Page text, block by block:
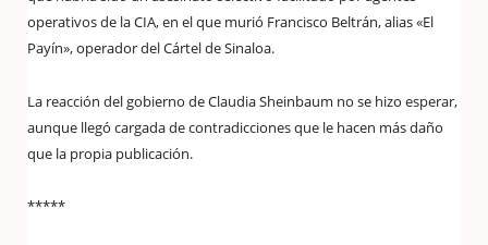
operativos de la CIA, en el que murió Francisco Beltrán, alias «El
Payín», operador del Cártel de Sinaloa.
La reacción del gobierno de Claudia Sheinbaum no se hizo esperar,
aunque llegó cargada de contradicciones que le hacen más daño
que la propia publicación.
*****